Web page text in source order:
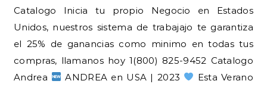
Catalogo Inicia tu propio Negocio en Estados
Unidos, nuestros sistema de trabajajo te garantiza
el 25% de ganancias como minimo en todas tus
compras, llamanos hoy 1(800) 825-9452 Catalogo
Andrea
ANDREA en USA | 2023
Esta Verano